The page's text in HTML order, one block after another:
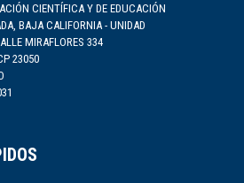
CIENTÍFICA Y DE EDUCACIÓN
BAJA CALIFORNIA - UNIDAD
MIRAFLORES 334
23050